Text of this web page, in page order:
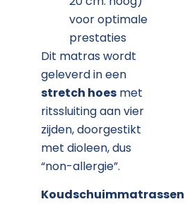
voor optimale
prestaties
Dit matras wordt
geleverd in een
stretch hoes met
ritssluiting aan vier
zijden, doorgestikt
met dioleen, dus
“non-allergie”.
Koudschuimmatrassen